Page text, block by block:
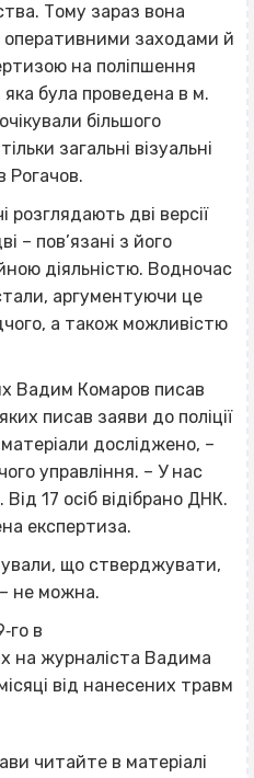
Тому зараз вона
заходами й
на поліпшення
яка була проведена в м.
більшого
загальні візуальні
Рогачов.
розглядають дві версії
– пов’язані з його
діяльністю. Водночас
аргументуючи це
а також можливістю
Вадим Комаров писав
писав заяви до поліції
досліджено, –
управління. – У нас
17 осіб відібрано ДНК.
експертиза.
що стверджувати,
не можна.
в
на журналіста Вадима
від нанесених травм
читайте в матеріалі